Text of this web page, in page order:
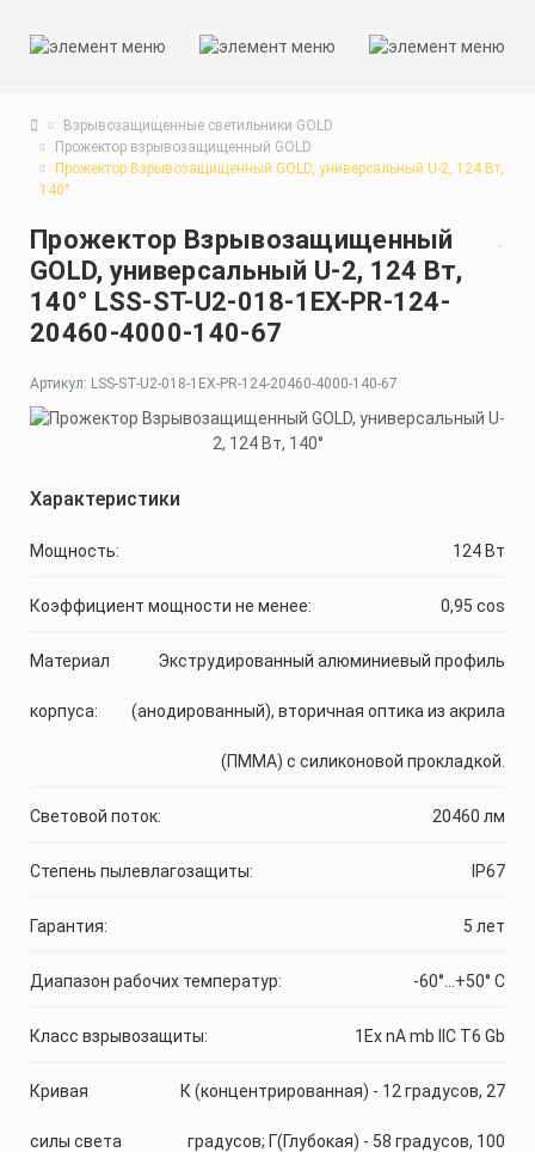
Взрывозащищенные светильники GOLD
Прожектор взрывозащищенный GOLD
Прожектор Взрывозащищенный GOLD, универсальный U-2, 124 Вт,
140°
Прожектор Взрывозащищенный
GOLD, универсальный U-2, 124 Вт,
140° LSS-ST-U2-018-1EX-PR-124-
20460-4000-140-67
Артикул: LSS-ST-U2-018-1EX-PR-124-20460-4000-140-67
Характеристики
Мощность: 124 Вт
Коэффициент мощности не менее: 0,95 cos
Материал
корпуса:
Экструдированный алюминиевый профиль
(анодированный), вторичная оптика из акрила
(ПММА) с силиконовой прокладкой.
Световой поток: 20460 лм
Степень пылевлагозащиты: IP67
Гарантия: 5 лет
Диапазон рабочих температур: -60°...+50° С
Класс взрывозащиты: 1Ex nA mb IIC T6 Gb
Кривая
силы света
К (концентрированная) - 12 градусов, 27
градусов; Г(Глубокая) - 58 градусов, 100